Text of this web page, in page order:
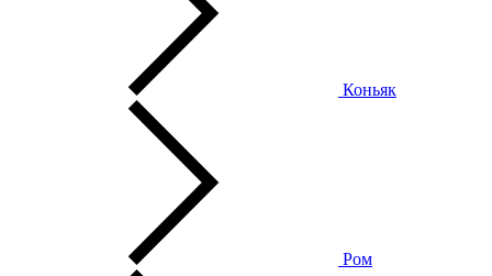
Коньяк
Ром